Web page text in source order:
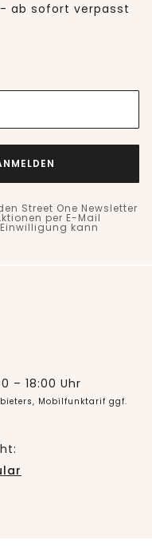
ab sofort verpasst
Street One Newsletter
per E-Mail
kann
– 18:00 Uhr
Mobilfunktarif ggf.